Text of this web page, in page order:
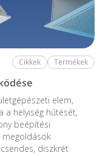
Cikkek Termékek
elem,
a helyiség hűtését,
beépítési
megoldások
diszkrét